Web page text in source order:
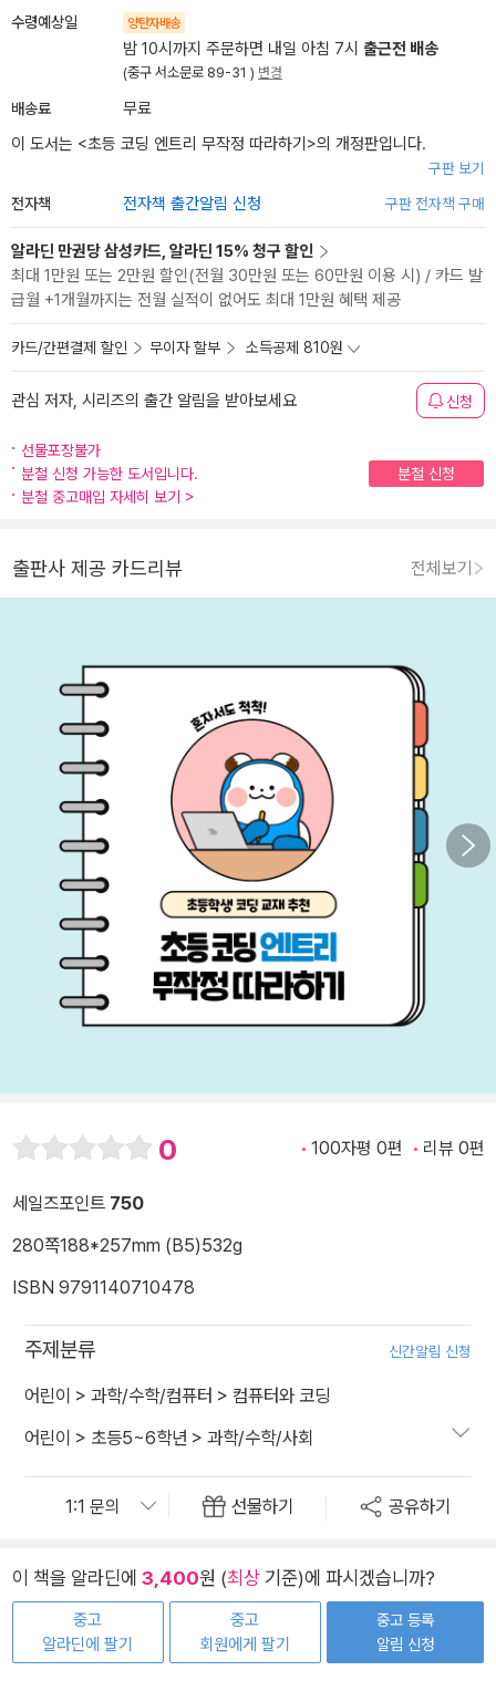
수령예상일 양탄자배송
밤 10시까지 주문하면 내일 아침 7시 출근전 배송
(중구 서소문로 89-31 ) 변경
배송료
무료
이 도서는 <초등 코딩 엔트리 무작정 따라하기 >의 개정판입니다.
구판 보기
전자책 전자책 출간알림 신청 구판 전자책 구매
알라딘 만권당 삼성카드, 알라딘 15% 청구 할인
최대 1만원 또는 2만원 할인(전월 30만원 또는 60만원 이용 시) / 카드 발
급월 +1개월까지는 전월 실적이 없어도 최대 1만원 혜택 제공
카드/간편결제 할인 무이자 할부 소득공제 810원
관심 저자, 시리즈의 출간 알림을 받아보세요 신청
선물포장불가
분철 신청 가능한 도서입니다.
분철 신청
분철 중고매입 자세히 보기 >
출판사 제공 카드리뷰 전체보기
0 100자평 0편 리뷰 0편
세일즈포인트 750
280쪽188*257mm (B5)532g
ISBN 9791140710478
주제분류 신간알림 신청
어린이 > 과학/수학/컴퓨터 > 컴퓨터와 코딩
어린이 > 초등5~6학년 > 과학/수학/사회
선물하기 공유하기
이 책을 알라딘에 3,400원 (최상 기준)에 파시겠습니까?
중고
알라딘에 팔기
중고
회원에게 팔기
중고 등록
알림 신청